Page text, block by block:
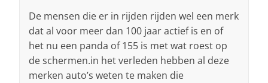
De mensen die er in rijden rijden wel een merk
dat al voor meer dan 100 jaar actief is en of
het nu een panda of 155 is met wat roest op
de schermen.in het verleden hebben al deze
merken auto’s weten te maken die